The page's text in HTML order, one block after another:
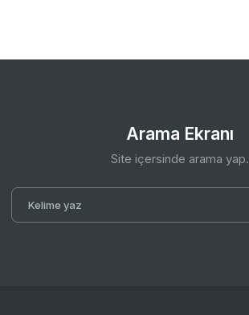
Arama Ekranı
Site içersinde arama yap.